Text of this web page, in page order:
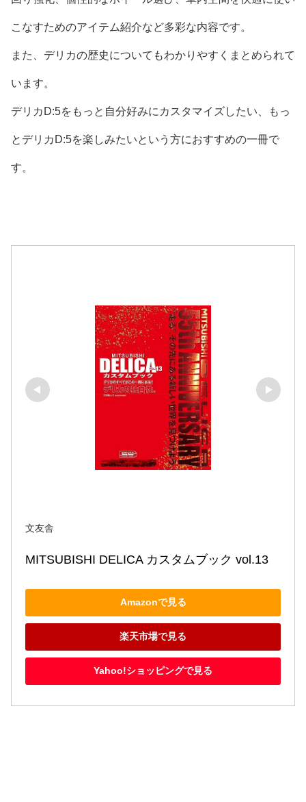
こなすためのアイテム紹介など多彩な内容です。
また、デリカの歴史についてもわかりやすくまとめられて
います。
デリカD:5をもっと自分好みにカスタマイズしたい、もっ
とデリカD:5を楽しみたいという方におすすめの一冊で
す。
文友舎
MITSUBISHI DELICA カスタムブック vol.13
Amazonで見る
楽天市場で見る
Yahoo!ショッピングで見る